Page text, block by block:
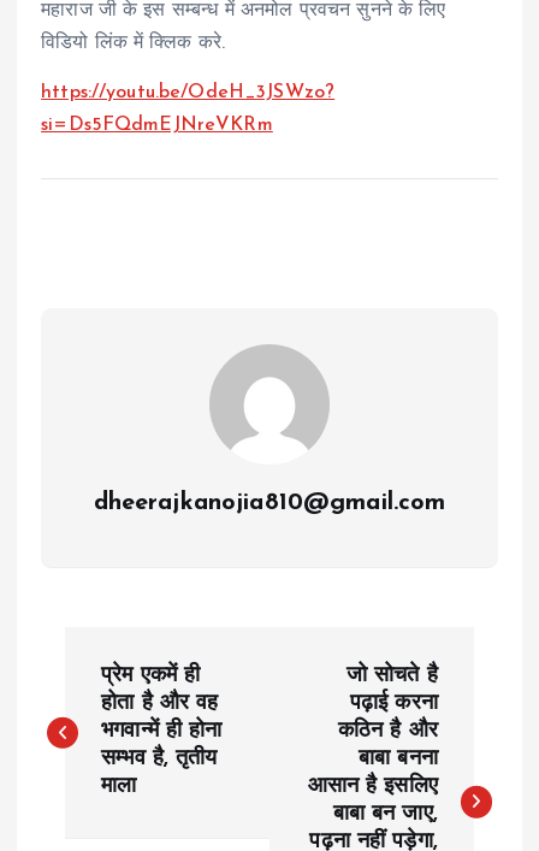
महाराज जी के इस सम्बन्ध में अनमोल प्रवचन सुनने के लिए
विडियो लिंक में क्लिक करे.
https://youtu.be/OdeH_3JSWzo?
si=Ds5FQdmEJNreVKRm
dheerajkanojia810@gmail.com
o
प्रेम एकमें ही
होता है और वह
भगवान्में ही होना
सम्भव है, तृतीय
माला
जो सोचते है
पढ़ाई करना
कठिन है और
बाबा बनना
आसान है इसलिए
बाबा बन जाए,
पढ़ना नहीं पड़ेगा,